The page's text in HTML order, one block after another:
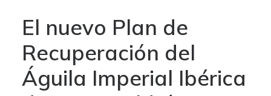
El nuevo Plan de
Recuperación del
Águila Imperial Ibérica